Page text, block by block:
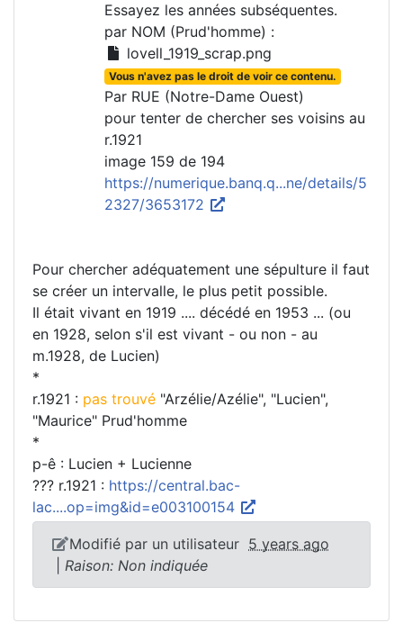
Essayez les années subséquentes.
par NOM (Prud'homme) :
lovell_1919_scrap.png
Vous n'avez pas le droit de voir ce contenu.
Par RUE (Notre-Dame Ouest)
pour tenter de chercher ses voisins au
r.1921
image 159 de 194
https://numerique.banq.q...ne/details/5
2327/3653172
Pour chercher adéquatement une sépulture il faut
se créer un intervalle, le plus petit possible.
Il était vivant en 1919 .... décédé en 1953 ... (ou
en 1928, selon s'il est vivant - ou non - au
m.1928, de Lucien)
*
r.1921 : pas trouvé "Arzélie/Azélie", "Lucien",
"Maurice" Prud'homme
*
p-ê : Lucien + Lucienne
??? r.1921 : https://central.bac-
lac....op=img&id=e003100154
Modifié par un utilisateur 5 years ago
Raison: Non indiquée